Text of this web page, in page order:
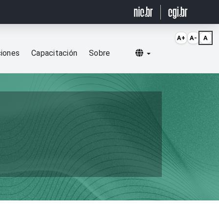
Capacitación Sobre Selecionar idioma
A+ A- A